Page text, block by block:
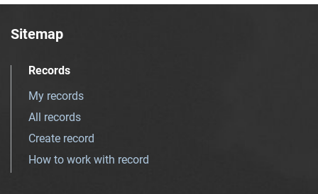
Sitemap
Records
My records
All records
Create record
How to work with record